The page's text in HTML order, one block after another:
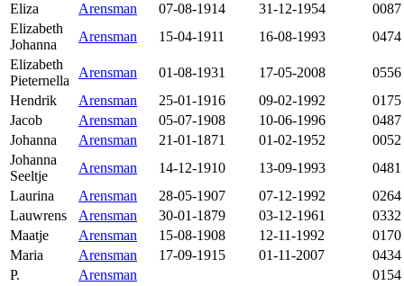
Eliza
Arensman 07-08-1914 31-12-1954
0087
Elizabeth
Johanna
Arensman 15-04-1911 16-08-1993
0474
Elizabeth
Pieternella
Arensman 01-08-1931 17-05-2008
0556
Hendrik
Arensman 25-01-1916 09-02-1992
0175
Jacob
Arensman 05-07-1908 10-06-1996
0487
Johanna
Arensman 21-01-1871 01-02-1952
0052
Johanna
Seeltje
Arensman 14-12-1910 13-09-1993
0481
Laurina
Arensman 28-05-1907 07-12-1992
0264
Lauwrens
Arensman 30-01-1879 03-12-1961
0332
Maatje
Arensman 15-08-1908 12-11-1992
0170
Maria
Arensman 17-09-1915 01-11-2007
0434
P.
Arensman
0154